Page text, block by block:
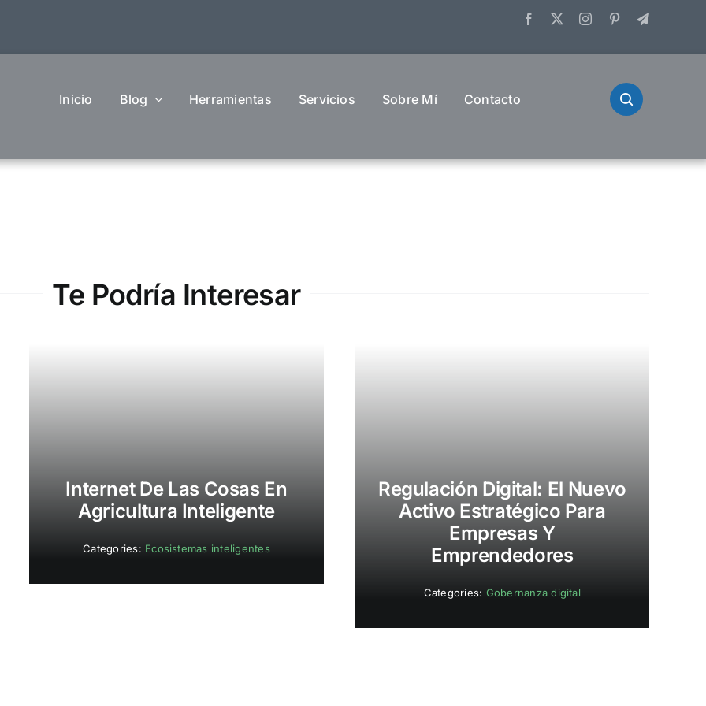
Inicio Blog Herramientas Servicios Sobre Mí Contacto
Te Podría Interesar
Internet De Las Cosas En
Agricultura Inteligente
Categories: Ecosistemas inteligentes
Regulación Digital: El Nuevo
Activo Estratégico Para
Empresas Y
Emprendedores
Categories: Gobernanza digital